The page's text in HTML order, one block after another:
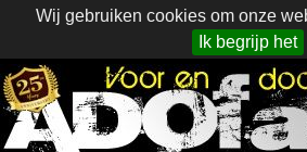
Wij gebruiken cookies om onze
Ik begrijp het